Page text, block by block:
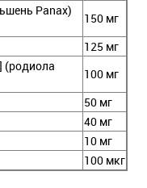
Panax)
150 мг
125 мг
(родиола
100 мг
50 мг
40 мг
10 мг
100 мкг